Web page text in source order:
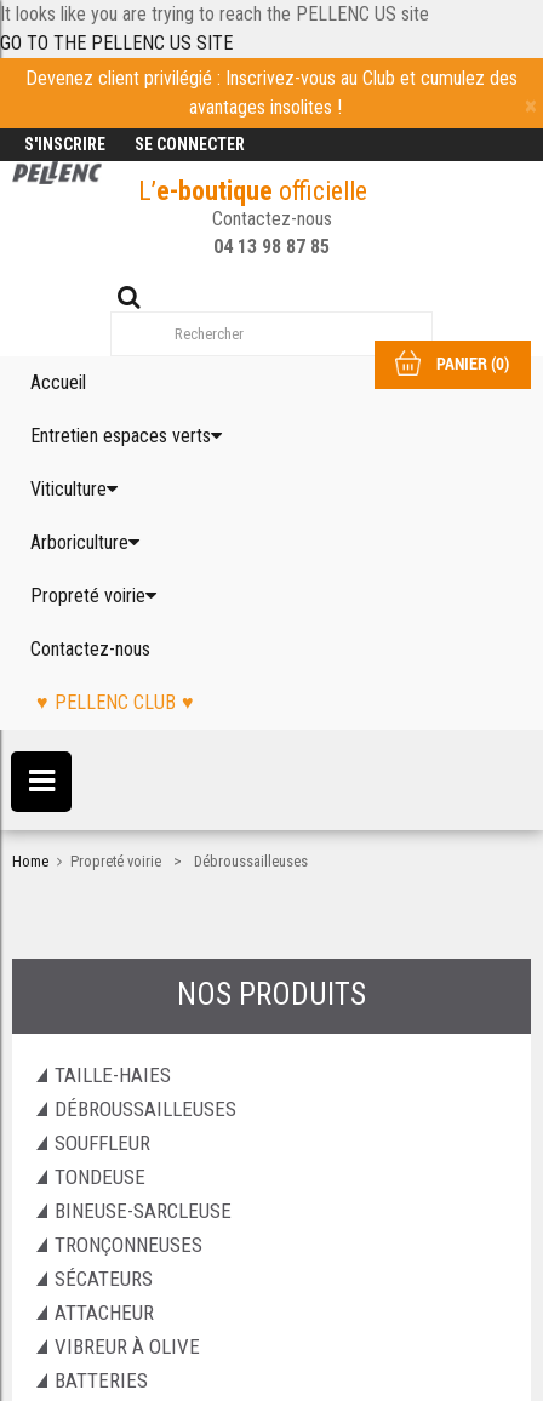
It looks like you are trying to reach the PELLENC US site
GO TO THE PELLENC US SITE
Devenez client privilégié : Inscrivez-vous au Club et cumulez des
avantages insolites !
S'INSCRIRE SE CONNECTER
L’e-boutique officielle
Contactez-nous
04 13 98 87 85
PANIER(0)
Accueil
Entretien espaces verts
Viticulture
Arboriculture
Propreté voirie
Contactez-nous
PELLENC CLUB
Home Propreté voirie > Débroussailleuses
NOS PRODUITS
TAILLE-HAIES
DÉBROUSSAILLEUSES
SOUFFLEUR
TONDEUSE
BINEUSE-SARCLEUSE
TRONÇONNEUSES
SÉCATEURS
ATTACHEUR
VIBREUR À OLIVE
BATTERIES